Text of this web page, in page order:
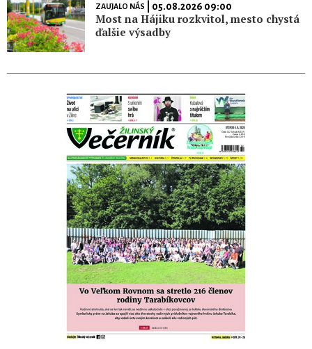
ZAUJALO NÁS | 05.08.2026 09:00
Most na Hájiku rozkvitol, mesto chystá
ďalšie výsadby